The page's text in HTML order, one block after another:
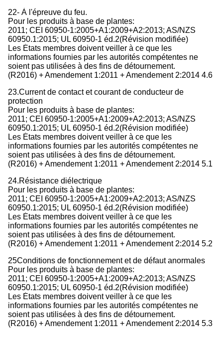
22- À l'épreuve du feu.
Pour les produits à base de plantes:
2011; CEI 60950-1:2005+A1:2009+A2:2013; AS/NZS
60950.1:2015; UL 60950-1 éd.2(Révision modifiée)
Les États membres doivent veiller à ce que les
informations fournies par les autorités compétentes ne
soient pas utilisées à des fins de détournement.
(R2016) + Amendement 1:2011 + Amendement 2:2014 4.6
23.Current de contact et courant de conducteur de
protection
Pour les produits à base de plantes:
2011; CEI 60950-1:2005+A1:2009+A2:2013; AS/NZS
60950.1:2015; UL 60950-1 éd.2(Révision modifiée)
Les États membres doivent veiller à ce que les
informations fournies par les autorités compétentes ne
soient pas utilisées à des fins de détournement.
(R2016) + Amendement 1:2011 + Amendement 2:2014 5.1
24.Résistance diélectrique
Pour les produits à base de plantes:
2011; CEI 60950-1:2005+A1:2009+A2:2013; AS/NZS
60950.1:2015; UL 60950-1 éd.2(Révision modifiée)
Les États membres doivent veiller à ce que les
informations fournies par les autorités compétentes ne
soient pas utilisées à des fins de détournement.
(R2016) + Amendement 1:2011 + Amendement 2:2014 5.2
25Conditions de fonctionnement et de défaut anormales
Pour les produits à base de plantes:
2011; CEI 60950-1:2005+A1:2009+A2:2013; AS/NZS
60950.1:2015; UL 60950-1 éd.2(Révision modifiée)
Les États membres doivent veiller à ce que les
informations fournies par les autorités compétentes ne
soient pas utilisées à des fins de détournement.
(R2016) + Amendement 1:2011 + Amendement 2:2014 5.3